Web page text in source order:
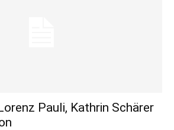
Pauli, Kathrin Schärer